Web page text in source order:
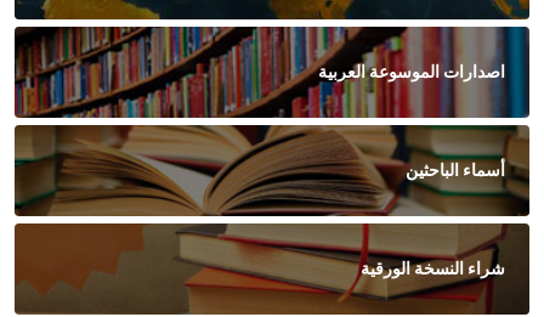
اصدارات الموسوعة العربية
أسماء الباحثين
شراء النسخة الورقية